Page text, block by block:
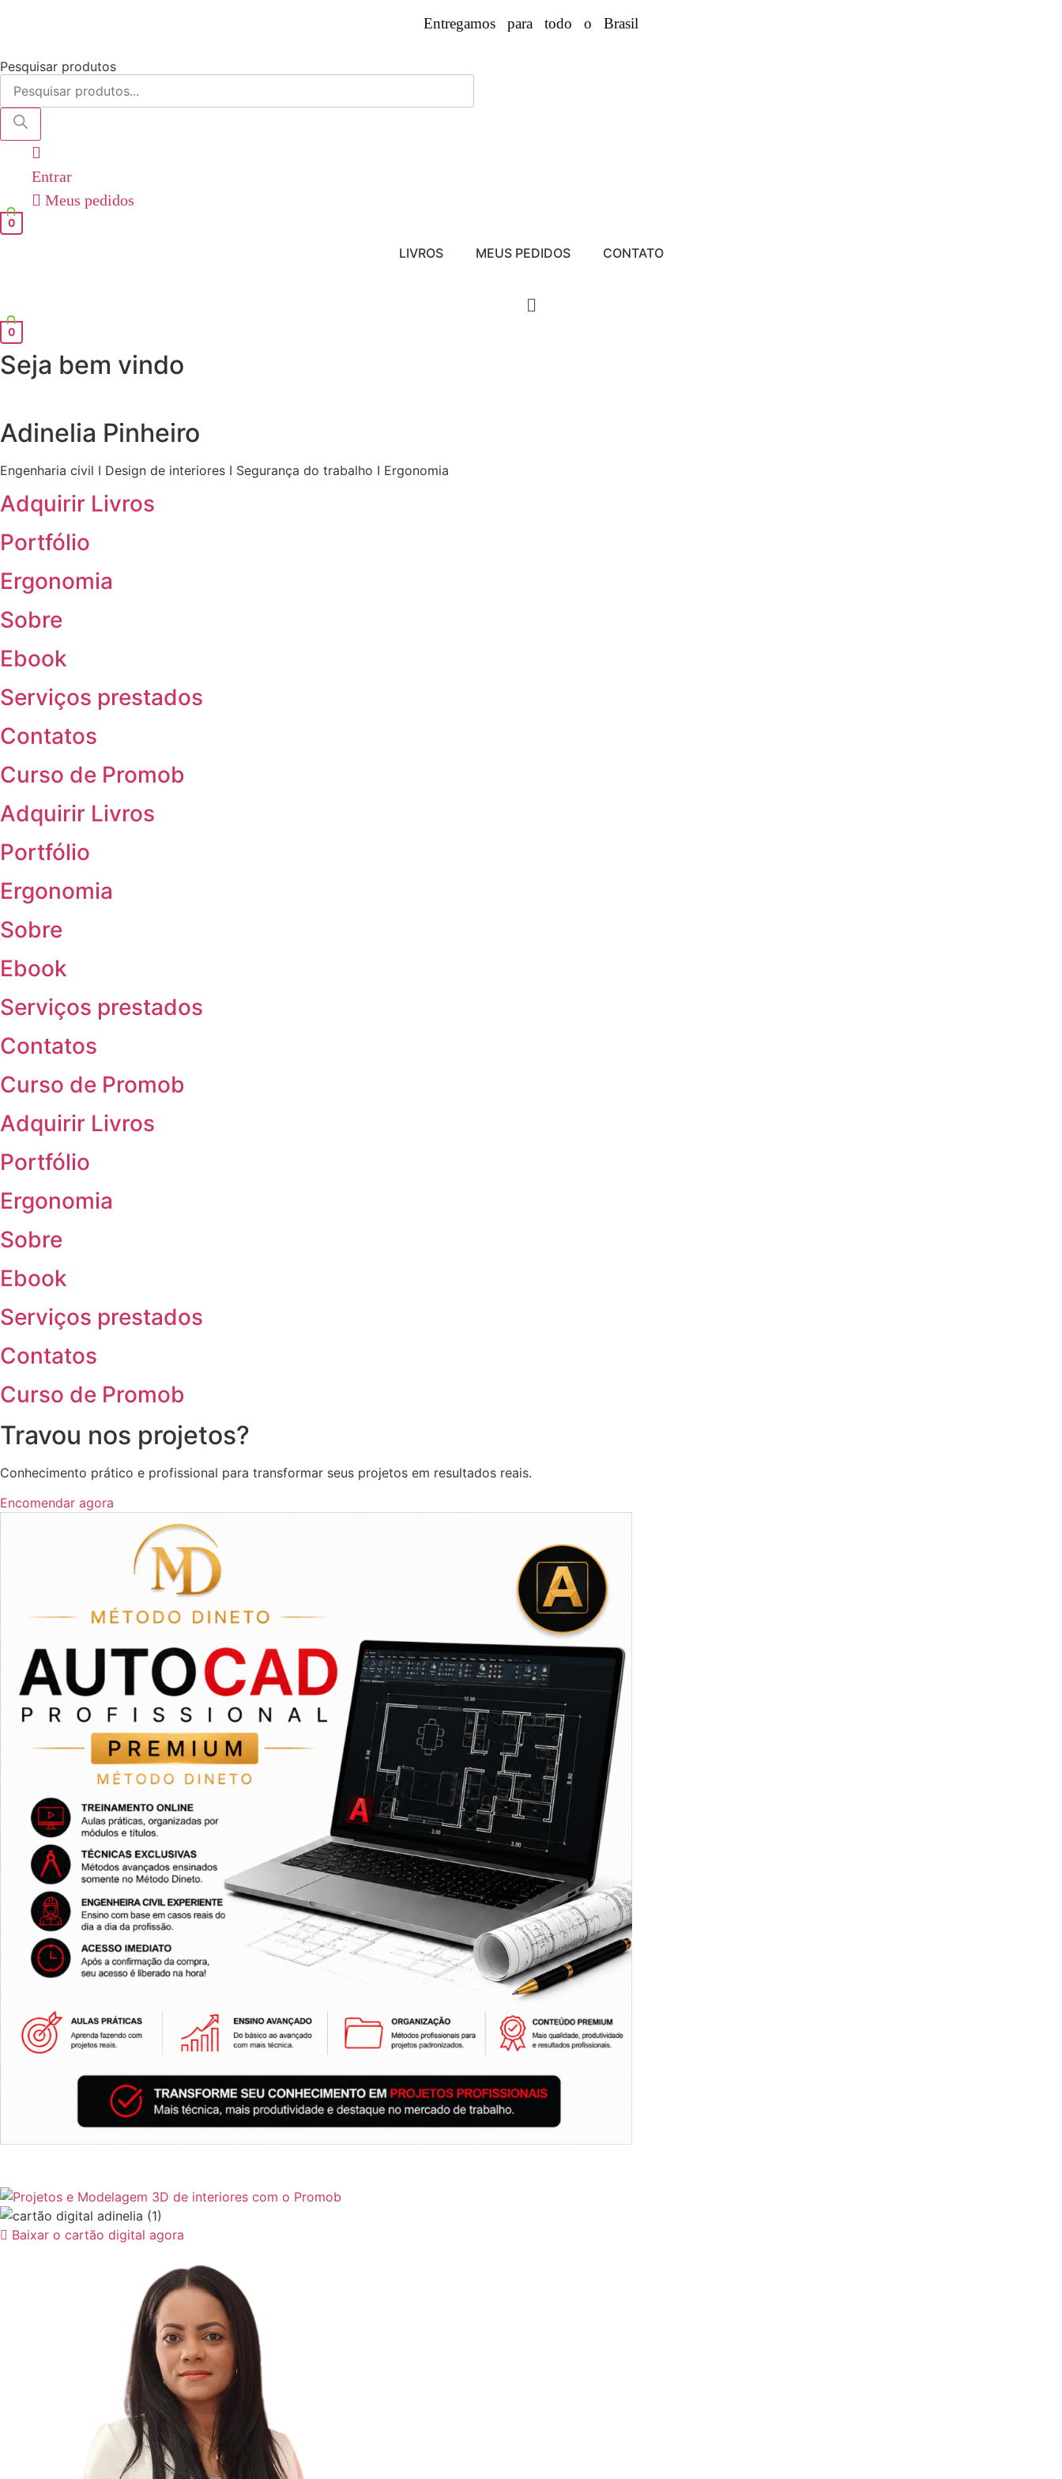
Entregamos para todo o Brasil
Pesquisar produtos
Entrar
Meus pedidos
0
LIVROS MEUS PEDIDOS CONTATO
0
Seja bem vindo
Adinelia Pinheiro
Engenharia civil I Design de interiores I Segurança do trabalho I Ergonomia
Adquirir Livros
Portfólio
Ergonomia
Sobre
Ebook
Serviços prestados
Contatos
Curso de Promob
Adquirir Livros
Portfólio
Ergonomia
Sobre
Ebook
Serviços prestados
Contatos
Curso de Promob
Adquirir Livros
Portfólio
Ergonomia
Sobre
Ebook
Serviços prestados
Contatos
Curso de Promob
Travou nos projetos?
Conhecimento prático e profissional para transformar seus projetos em resultados reais.
Encomendar agora
Baixar o cartão digital agora